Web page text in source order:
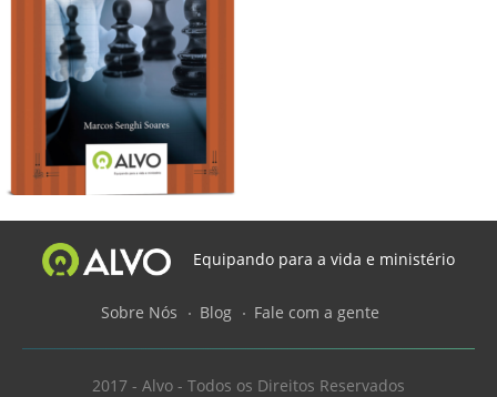
Equipando para a vida e ministério
Sobre Nós Blog Fale com a gente
2017 - Alvo - Todos os Direitos Reservados